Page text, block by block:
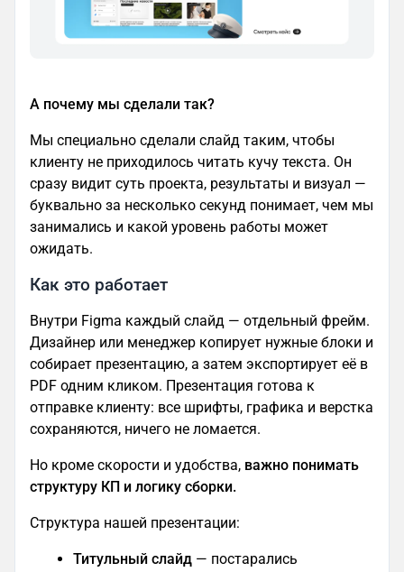
А почему мы сделали так?
Мы специально сделали слайд таким, чтобы
клиенту не приходилось читать кучу текста. Он
сразу видит суть проекта, результаты и визуал —
буквально за несколько секунд понимает, чем мы
занимались и какой уровень работы может
ожидать.
Как это работает
Внутри Figma каждый слайд — отдельный фрейм.
Дизайнер или менеджер копирует нужные блоки и
собирает презентацию, а затем экспортирует её в
PDF одним кликом. Презентация готова к
отправке клиенту: все шрифты, графика и верстка
сохраняются, ничего не ломается.
Но кроме скорости и удобства, важно понимать
структуру КП и логику сборки.
Структура нашей презентации:
Титульный слайд — постарались